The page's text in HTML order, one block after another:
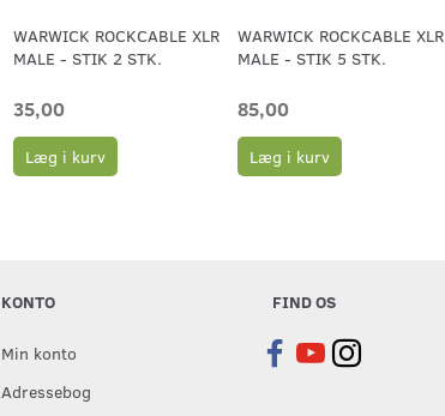
WARWICK ROCKCABLE XLR
MALE - STIK 2 STK.
35,00
Læg i kurv
WARWICK ROCKCABLE XLR
MALE - STIK 5 STK.
85,00
Læg i kurv
KONTO
Min konto
Adressebog
FIND OS